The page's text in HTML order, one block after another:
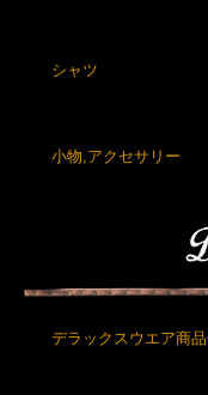
シャツ
小物,アクセサリー
デラックスウエア商